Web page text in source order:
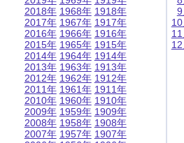
2018年
2017年
2016年
2015年
2014年
2013年
2012年
2011年
2010年
2009年
2008年
2007年
1968年
1967年
1966年
1965年
1964年
1963年
1962年
1961年
1960年
1959年
1958年
1957年
1918年
1917年
1916年
1915年
1914年
1913年
1912年
1911年
1910年
1909年
1908年
1907年